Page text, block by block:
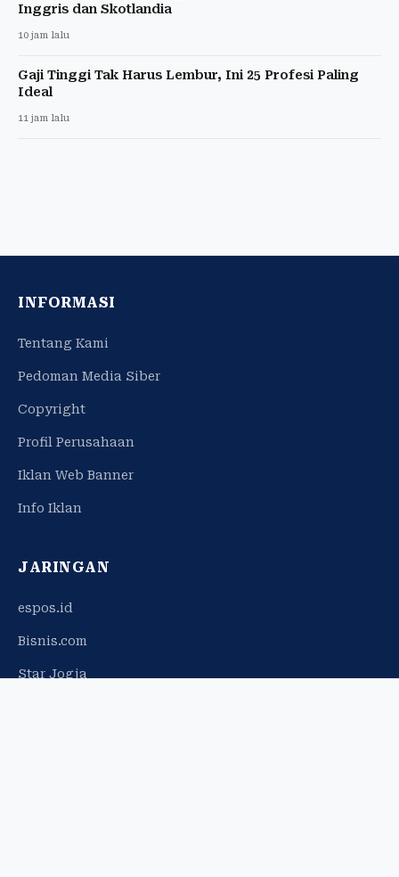
Inggris dan Skotlandia
10 jam lalu
Gaji Tinggi Tak Harus Lembur, Ini 25 Profesi Paling
Ideal
11 jam lalu
INFORMASI
Tentang Kami
Pedoman Media Siber
Copyright
Profil Perusahaan
Iklan Web Banner
Info Iklan
JARINGAN
espos.id
Bisnis.com
Star Jogja